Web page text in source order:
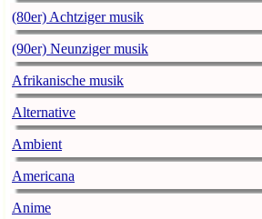
(80er) Achtziger musik
(90er) Neunziger musik
Afrikanische musik
Alternative
Ambient
Americana
Anime